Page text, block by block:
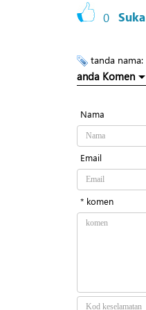
0 Suka
tanda nama:
anda Komen
Nama
Email
* komen